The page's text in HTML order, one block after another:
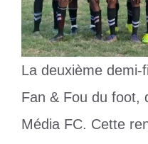
La deuxième
Fan & Fou du foot,
Média FC. Cette